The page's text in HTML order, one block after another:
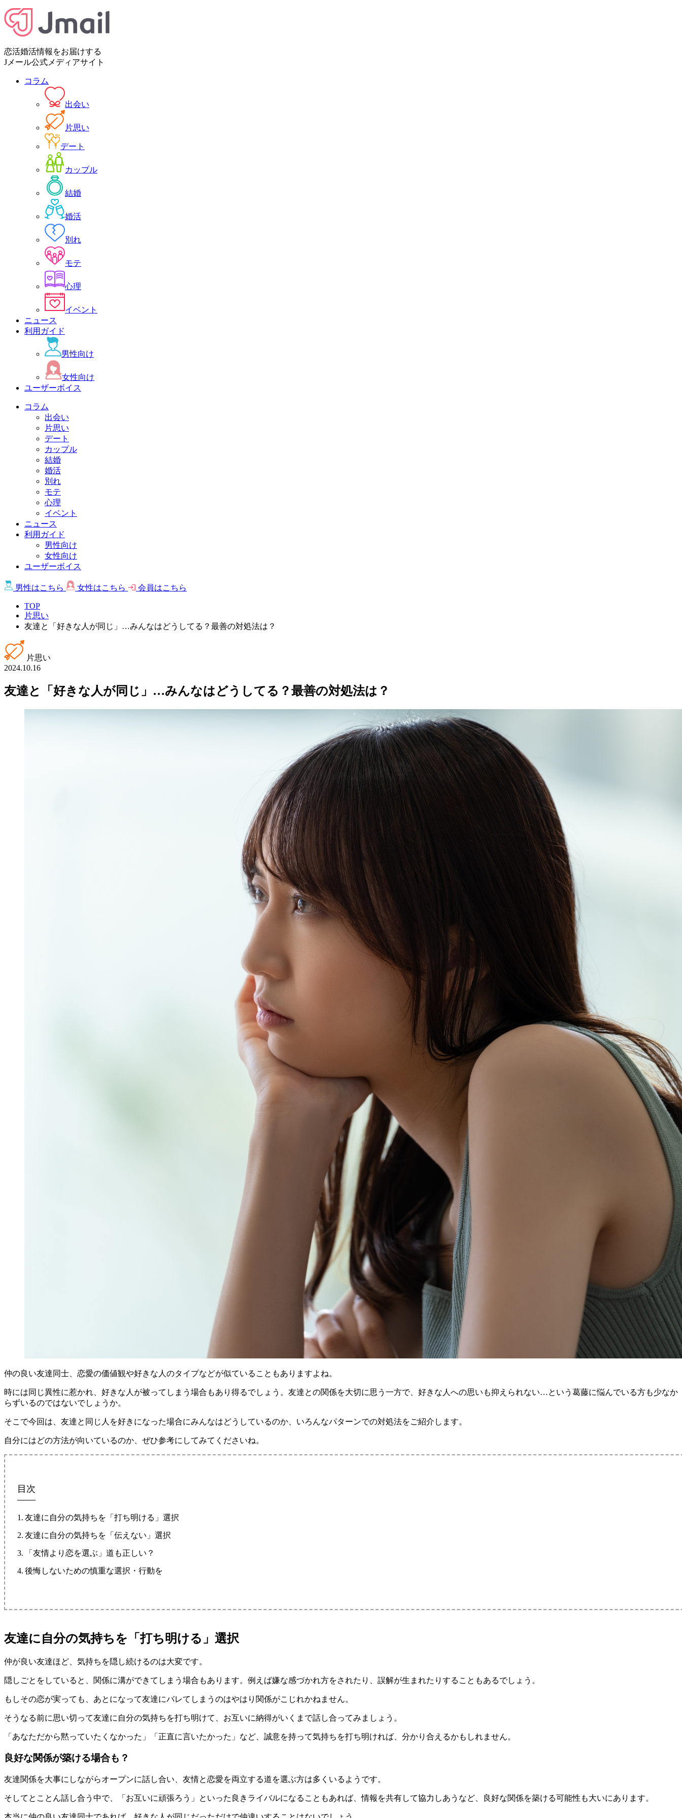
恋活婚活情報をお届けする
Jメール公式メディアサイト
コラム
出会い
片思い
デート
カップル
結婚
婚活
別れ
モテ
心理
イベント
ニュース
利用ガイド
男性向け
女性向け
ユーザーボイス
コラム
出会い
片思い
デート
カップル
結婚
婚活
別れ
モテ
心理
イベント
ニュース
利用ガイド
男性向け
女性向け
ユーザーボイス
男性はこちら 女性はこちら 会員はこちら
TOP
片思い
友達と「好きな人が同じ」…みんなはどうしてる？最善の対処法は？
片思い
2024.10.16
友達と「好きな人が同じ」…みんなはどうしてる？最善の対処法は？
仲の良い友達同士、恋愛の価値観や好きな人のタイプなどが似ていることもありますよね。
時には同じ異性に惹かれ、好きな人が被ってしまう場合もあり得るでしょう。友達との関係を大切に思う一方で、好きな人への思いも抑えられない…という葛藤に悩んでいる方も少なか
らずいるのではないでしょうか。
そこで今回は、友達と同じ人を好きになった場合にみんなはどうしているのか、いろんなパターンでの対処法をご紹介します。
自分にはどの方法が向いているのか、ぜひ参考にしてみてくださいね。
目次
友達に自分の気持ちを「打ち明ける」選択
友達に自分の気持ちを「伝えない」選択
「友情より恋を選ぶ」道も正しい？
後悔しないための慎重な選択・行動を
友達に自分の気持ちを「打ち明ける」選択
仲が良い友達ほど、気持ちを隠し続けるのは大変です。
隠しごとをしていると、関係に溝ができてしまう場合もあります。例えば嫌な感づかれ方をされたり、誤解が生まれたりすることもあるでしょう。
もしその恋が実っても、あとになって友達にバレてしまうのはやはり関係がこじれかねません。
そうなる前に思い切って友達に自分の気持ちを打ち明けて、お互いに納得がいくまで話し合ってみましょう。
「あなただから黙っていたくなかった」「正直に言いたかった」など、誠意を持って気持ちを打ち明ければ、分かり合えるかもしれません。
良好な関係が築ける場合も？
友達関係を大事にしながらオープンに話し合い、友情と恋愛を両立する道を選ぶ方は多くいるようです。
そしてとことん話し合う中で、「お互いに頑張ろう」といった良きライバルになることもあれば、情報を共有して協力しあうなど、良好な関係を築ける可能性も大いにあります。